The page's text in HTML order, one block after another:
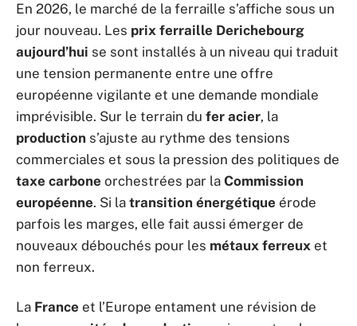
En 2026, le marché de la ferraille s’affiche sous un
jour nouveau. Les prix ferraille Derichebourg
aujourd’hui se sont installés à un niveau qui traduit
une tension permanente entre une offre
européenne vigilante et une demande mondiale
imprévisible. Sur le terrain du fer acier, la
production s’ajuste au rythme des tensions
commerciales et sous la pression des politiques de
taxe carbone orchestrées par la Commission
européenne. Si la transition énergétique érode
parfois les marges, elle fait aussi émerger de
nouveaux débouchés pour les métaux ferreux et
non ferreux.
La France et l’Europe entament une révision de